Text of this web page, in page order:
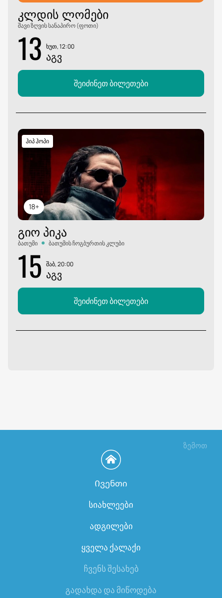
ᲙᲚᲓᲘᲡ ᲚᲝᲛᲔᲑᲘ
შავი ზღვის სანაპირო (ფოთი)
13 ხუთ, 12:00
ᲐᲒᲕ
შეიძინეთ ბილეთები
18+
ჰიპ ჰოპი
ᲒᲘᲝ ᲞᲘᲙᲐ
ბათუმი ბათუმის ჩოგბურთის კლუბი
15 შაბ, 20:00
ᲐᲒᲕ
შეიძინეთ ბილეთები
ზემოთ
Ივენთი
სიახლეები
ადგილები
ყველა ქალაქი
ჩვენს შესახებ
გადახდა და მიწოდება